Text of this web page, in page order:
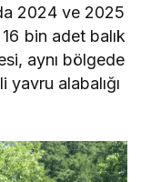
2024 ve 2025
bin adet balık
aynı bölgede
yavru alabalığı